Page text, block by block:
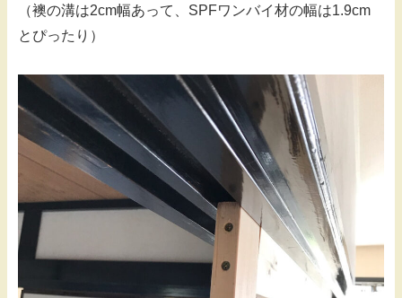
（襖の溝は2cm幅あって、SPFワンバイ材の幅は1.9cm
とぴったり）